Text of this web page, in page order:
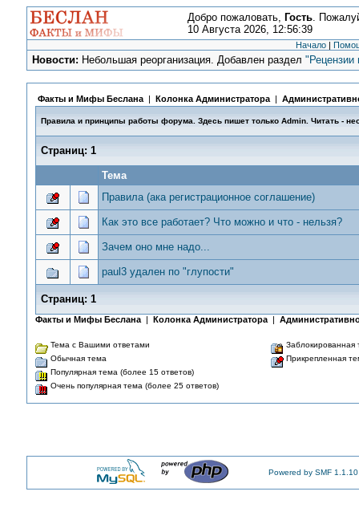
Добро пожаловать, Гость.
10 Августа 2026, 12:56:39
Начало |
Новости: Небольшая реорганизация. Добавлен раздел"Рецензии
Факты и Мифы Беслана| Колонка Администратора|
Правила и принципы работы форума. Здесь пишет только Admin. Читать -
Страниц: 1
Тема
Правила (ака регистрационное соглашение)
Как это все работает? Что можно и что - нельзя?
Зачем оно мне надо...
paul3 удален по "глупости"
Страниц: 1
Факты и Мифы Беслана| Колонка Администратора|
Тема с Вашими ответами
Обычная тема
Популярная тема (более 15 ответов)
Очень популярная тема (более 25 ответов)
Заблокированная
Прикрепленная
Powered by SMF 1.1.10